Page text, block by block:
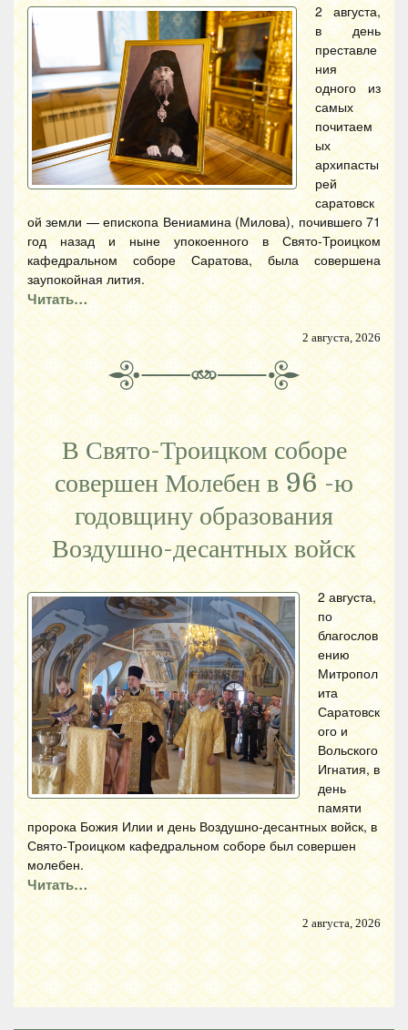
2 августа,
в день
преставле
ния
одного из
самых
почитаем
ых
архипасты
рей
саратовск
ой земли — епископа Вениамина (Милова), почившего 71
год назад и ныне упокоенного в Свято-Троицком
кафедральном соборе Саратова, была совершена
заупокойная лития.
Читать…
2 августа, 2026
В Свято-Троицком соборе
совершен Молебен в 96 -ю
годовщину образования
Воздушно-десантных войск
2 августа,
по
благослов
ению
Митропол
ита
Саратовск
ого и
Вольского
Игнатия, в
день
памяти
пророка Божия Илии и день Воздушно-десантных войск, в
Свято-Троицком кафедральном соборе был совершен
молебен.
Читать…
2 августа, 2026